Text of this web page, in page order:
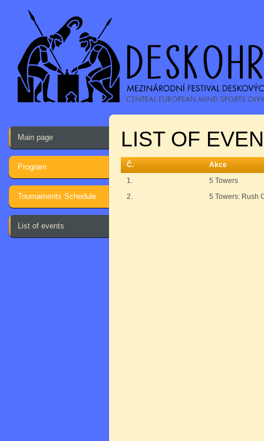
Main page
Program
Tournaments Schedule
List of events
LIST OF
Č.
Akce
1.
5 Towers
2.
5 Towers: Rush